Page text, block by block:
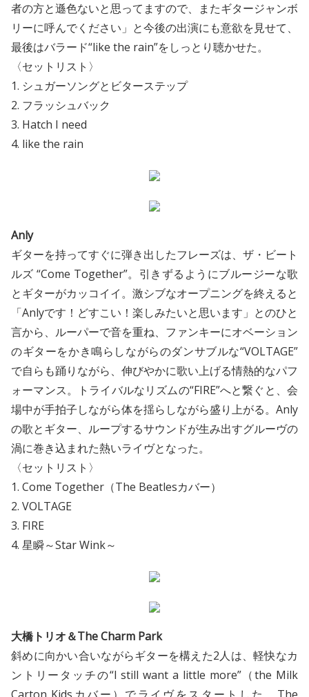
者の方と遜色ないと思ってますので、またギタージャンボ
リーに呼んでください」と今後の出演にも意欲を見せて、
最後はバラード“like the rain”をしっとり聴かせた。
〈セットリスト〉
1. シュガーソングとビターステップ
2. フラッシュバック
3. Hatch I need
4. like the rain
Anly
ギターを持ってすぐに弾き出したフレーズは、ザ・ビート
ルズ “Come Together”。引きずるようにブルージーな歌
とギターがカッコイイ。激シブなオープニングを終えると
「Anlyです！どすこい！楽しみたいと思います」とのひと
言から、ルーパーで音を重ね、ファンキーにオベーション
のギターをかき鳴らしながらのダンサブルな“VOLTAGE”
で自らも踊りながら、伸びやかに歌い上げる情熱的なパフ
ォーマンス。トライバルなリズムの“FIRE”へと繋ぐと、会
場中が手拍子しながら体を揺らしながら盛り上がる。Anly
の歌とギター、ループするサウンドが生み出すグルーヴの
渦に巻き込まれた熱いライヴとなった。
〈セットリスト〉
1. Come Together（The Beatlesカバー）
2. VOLTAGE
3. FIRE
4. 星瞬～Star Wink～
大橋トリオ＆The Charm Park
斜めに向かい合いながらギターを構えた2人は、軽快なカ
ントリータッチの“I still want a little more”（the Milk